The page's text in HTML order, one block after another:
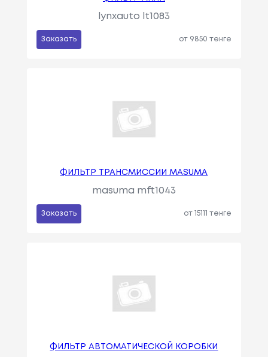
lynxauto lt1083
Заказать от 9850 тенге
ФИЛЬТР ТРАНСМИССИИ MASUMA
masuma mft1043
Заказать от 15111 тенге
ФИЛЬТР АВТОМАТИЧЕСКОЙ КОРОБКИ